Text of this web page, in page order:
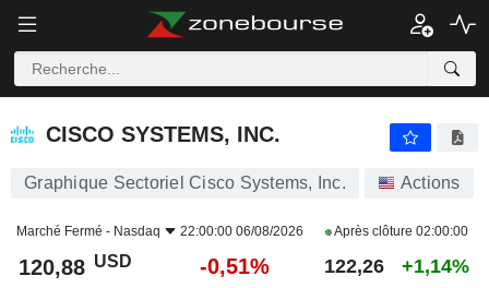
CISCO SYSTEMS, INC.
CISCO SYSTEMS, INC.
Graphique Sectoriel Cisco Systems, Inc. Actions
Marché Fermé - Nasdaq 22:00:00 06/08/2026 Après clôture 02:00:00
120,88 USD -0,51% 122,26 +1,14%